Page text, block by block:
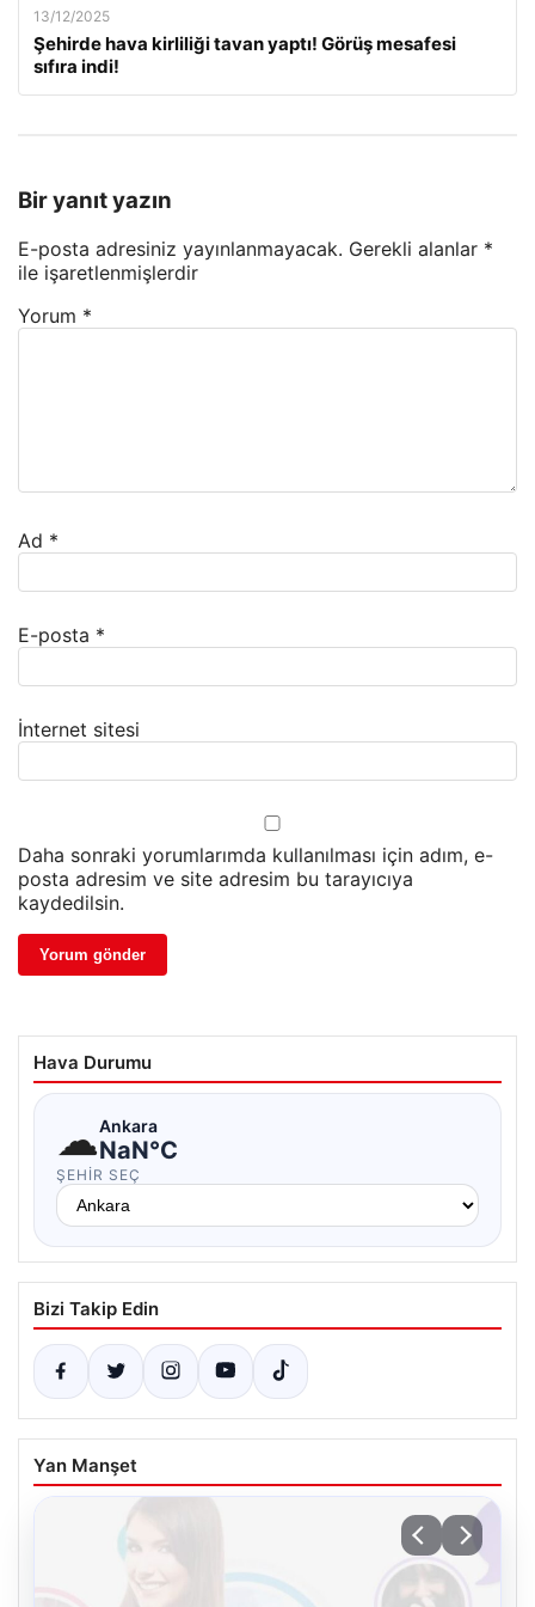
13/12/2025
Şehirde hava kirliliği tavan yaptı! Görüş mesafesi
sıfıra indi!
Bir yanıt yazın
E-posta adresiniz yayınlanmayacak. Gerekli alanlar *
ile işaretlenmişlerdir
Yorum *
Ad *
E-posta *
İnternet sitesi
Daha sonraki yorumlarımda kullanılması için adım, e-
posta adresim ve site adresim bu tarayıcıya
kaydedilsin.
Hava Durumu
☁Ankara
NaN°C
ŞEHIR SEÇ
Bizi Takip Edin
Yan Manşet